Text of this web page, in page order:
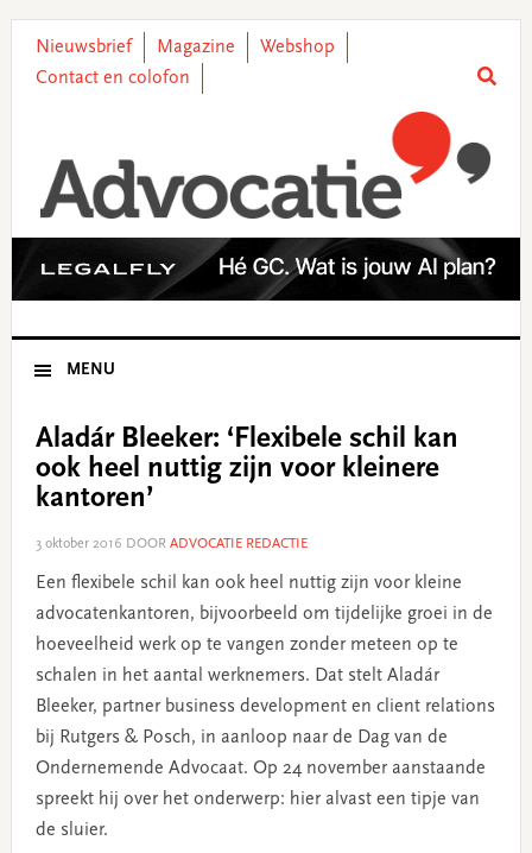
primary
main
primary
footer
Nieuwsbrief Magazine
Webshop
Contact en colofon
MENU
Aladár Bleeker: ‘Flexibele schil kan
ook heel nuttig zijn voor kleinere
kantoren’
3 oktober 2016 DOOR ADVOCATIE REDACTIE
Een flexibele schil kan ook heel nuttig zijn voor kleine
advocatenkantoren, bijvoorbeeld om tijdelijke groei in de
hoeveelheid werk op te vangen zonder meteen op te
schalen in het aantal werknemers. Dat stelt Aladár
Bleeker, partner business development en client relations
bij Rutgers & Posch, in aanloop naar de Dag van de
Ondernemende Advocaat. Op 24 november aanstaande
spreekt hij over het onderwerp: hier alvast een tipje van
de sluier.